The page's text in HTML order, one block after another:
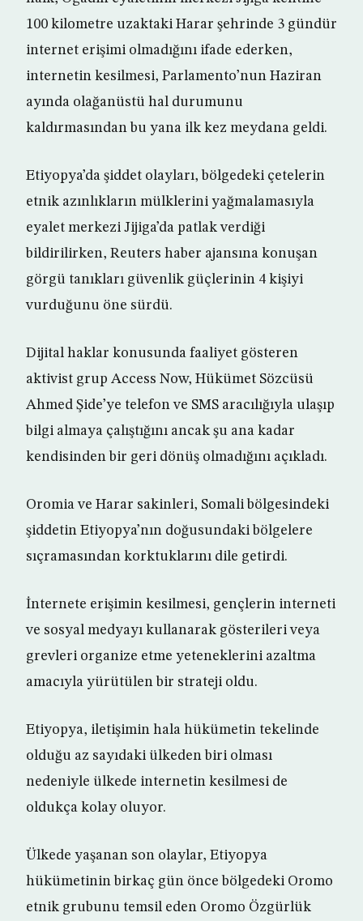
100 kilometre uzaktaki Harar şehrinde 3 gündür
internet erişimi olmadığını ifade ederken,
internetin kesilmesi, Parlamento’nun Haziran
ayında olağanüstü hal durumunu
kaldırmasından bu yana ilk kez meydana geldi.
Etiyopya’da şiddet olayları, bölgedeki çetelerin
etnik azınlıkların mülklerini yağmalamasıyla
eyalet merkezi Jijiga’da patlak verdiği
bildirilirken, Reuters haber ajansına konuşan
görgü tanıkları güvenlik güçlerinin 4 kişiyi
vurduğunu öne sürdü.
Dijital haklar konusunda faaliyet gösteren
aktivist grup Access Now, Hükümet Sözcüsü
Ahmed Şide’ye telefon ve SMS aracılığıyla ulaşıp
bilgi almaya çalıştığını ancak şu ana kadar
kendisinden bir geri dönüş olmadığını açıkladı.
Oromia ve Harar sakinleri, Somali bölgesindeki
şiddetin Etiyopya’nın doğusundaki bölgelere
sıçramasından korktuklarını dile getirdi.
İnternete erişimin kesilmesi, gençlerin interneti
ve sosyal medyayı kullanarak gösterileri veya
grevleri organize etme yeteneklerini azaltma
amacıyla yürütülen bir strateji oldu.
Etiyopya, iletişimin hala hükümetin tekelinde
olduğu az sayıdaki ülkeden biri olması
nedeniyle ülkede internetin kesilmesi de
oldukça kolay oluyor.
Ülkede yaşanan son olaylar, Etiyopya
hükümetinin birkaç gün önce bölgedeki Oromo
etnik grubunu temsil eden Oromo Özgürlük